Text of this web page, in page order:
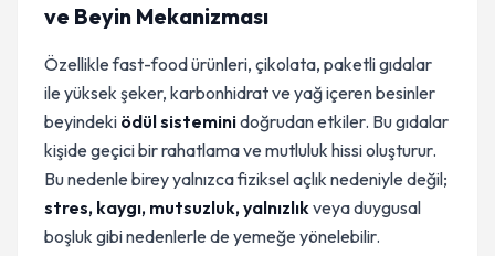
ve Beyin Mekanizması
Özellikle fast-food ürünleri, çikolata, paketli gıdalar
ile yüksek şeker, karbonhidrat ve yağ içeren besinler
beyindeki ödül sisteminidoğrudan etkiler. Bu gıdalar
kişide geçici bir rahatlama ve mutluluk hissi oluşturur.
Bu nedenle birey yalnızca fiziksel açlık nedeniyle değil;
stres, kaygı, mutsuzluk, yalnızlıkveya duygusal
boşluk gibi nedenlerle de yemeğe yönelebilir.